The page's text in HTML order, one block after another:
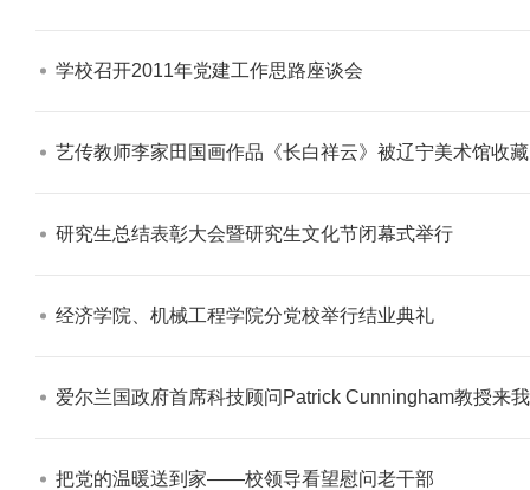
学校召开2011年党建工作思路座谈会​
艺传教师李家田国画作品《长白祥云》被辽宁美术馆收藏​
研究生总结表彰大会暨研究生文化节闭幕式举行​
经济学院、机械工程学院分党校举行结业典礼​
爱尔兰国政府首席科技顾问Patrick Cunningham教授来
把党的温暖送到家——校领导看望慰问老干部​